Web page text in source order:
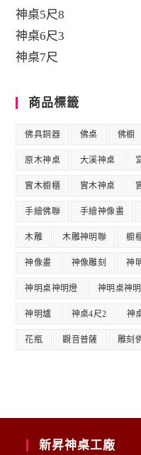
神桌5尺8
神桌6尺3
神桌7尺
商品標籤
佛具銅器 佛桌 佛櫥
原木神桌 大溪神桌
實木櫥櫃 實木神桌
手繪佛聯 手繪神像畫
木雕 木雕神明聯 櫥
神像畫 神像雕刻 神
神明桌神明燈 神明桌神
神明爐 神桌4尺2 神
花瓶 觀音普薩 雕刻
新昇神桌工廠